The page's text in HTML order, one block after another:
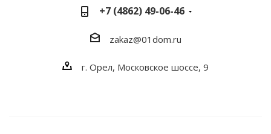
+7 (4862) 49-06-46
zakaz@01dom.ru
г. Орел, Московское шоссе, 9